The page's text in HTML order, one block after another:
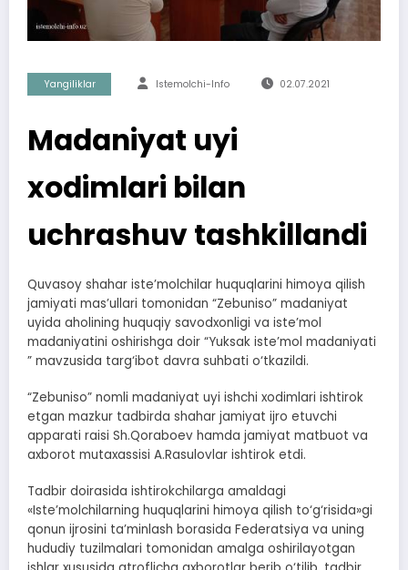
Yangiliklar Istemolchi-Info 02.07.2021
Madaniyat uyi
xodimlari bilan
uchrashuv tashkillandi
Quvasoy shahar iste’molchilar huquqlarini himoya qilish
jamiyati mas’ullari tomonidan “Zebuniso” madaniyat
uyida aholining huquqiy savodxonligi va iste’mol
madaniyatini oshirishga doir “Yuksak iste’mol madaniyati
” mavzusida targ‘ibot davra suhbati o‘tkazildi.
“Zebuniso” nomli madaniyat uyi ishchi xodimlari ishtirok
etgan mazkur tadbirda shahar jamiyat ijro etuvchi
apparati raisi Sh.Qoraboev hamda jamiyat matbuot va
axborot mutaxassisi A.Rasulovlar ishtirok etdi.
Tadbir doirasida ishtirokchilarga amaldagi
«Iste’molchilarning huquqlarini himoya qilish to‘g‘risida»gi
qonun ijrosini ta’minlash borasida Federatsiya va uning
hududiy tuzilmalari tomonidan amalga oshirilayotgan